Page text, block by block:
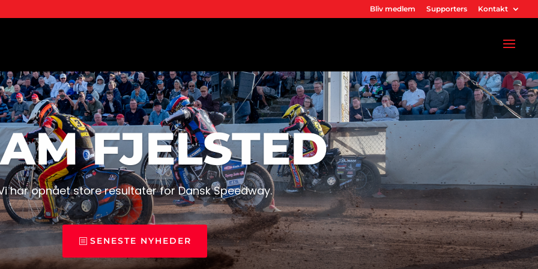
Bliv medlem Supporters Kontakt
FJELSTED
har opnået store resultater for Dansk Speedway.
SENESTE NYHEDER